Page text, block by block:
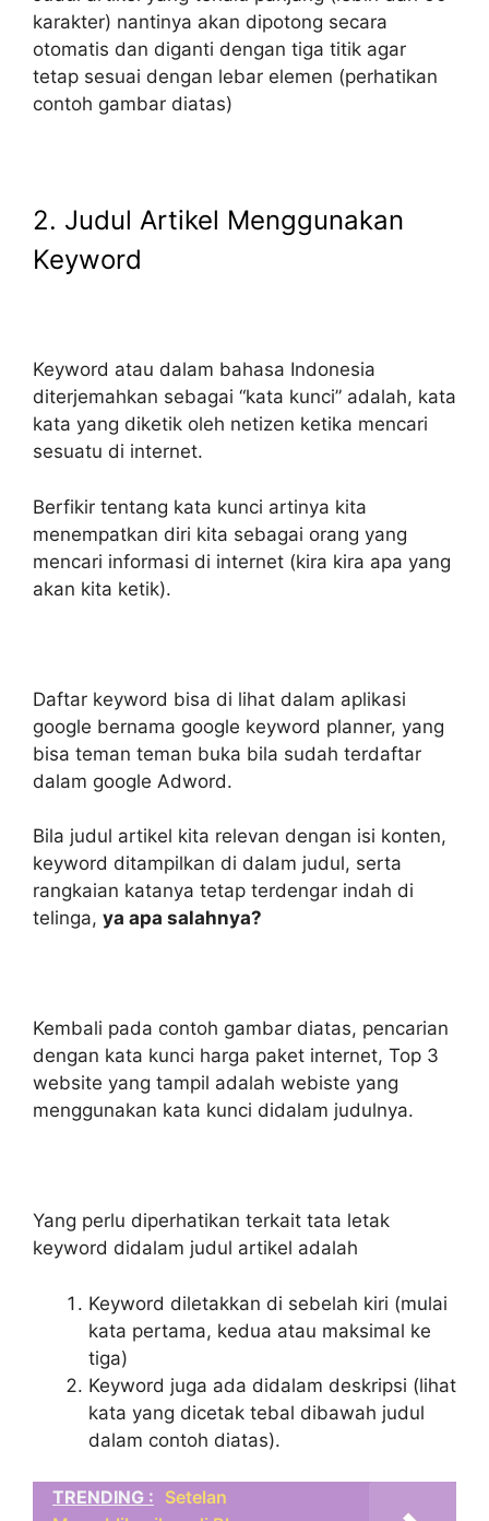
karakter) nantinya akan dipotong secara
otomatis dan diganti dengan tiga titik agar
tetap sesuai dengan lebar elemen (perhatikan
contoh gambar diatas)
2. Judul Artikel Menggunakan
Keyword
Keyword atau dalam bahasa Indonesia
diterjemahkan sebagai “kata kunci” adalah, kata
kata yang diketik oleh netizen ketika mencari
sesuatu di internet.
Berfikir tentang kata kunci artinya kita
menempatkan diri kita sebagai orang yang
mencari informasi di internet (kira kira apa yang
akan kita ketik).
Daftar keyword bisa di lihat dalam aplikasi
google bernama google keyword planner, yang
bisa teman teman buka bila sudah terdaftar
dalam google Adword.
Bila judul artikel kita relevan dengan isi konten,
keyword ditampilkan di dalam judul, serta
rangkaian katanya tetap terdengar indah di
telinga, ya apa salahnya?
Kembali pada contoh gambar diatas, pencarian
dengan kata kunci harga paket internet, Top 3
website yang tampil adalah webiste yang
menggunakan kata kunci didalam judulnya.
Yang perlu diperhatikan terkait tata letak
keyword didalam judul artikel adalah
Keyword diletakkan di sebelah kiri (mulai
kata pertama, kedua atau maksimal ke
tiga)
Keyword juga ada didalam deskripsi (lihat
kata yang dicetak tebal dibawah judul
dalam contoh diatas).
TRENDING : Setelan